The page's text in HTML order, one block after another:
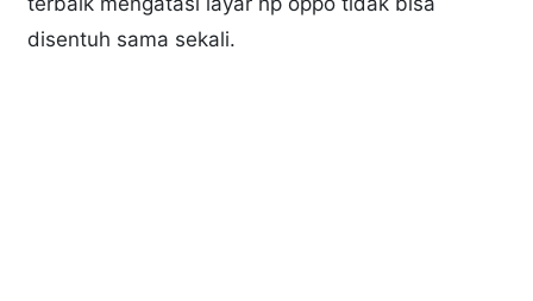
disentuh sama sekali.